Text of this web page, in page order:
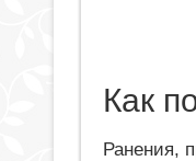
Как
Ранения,